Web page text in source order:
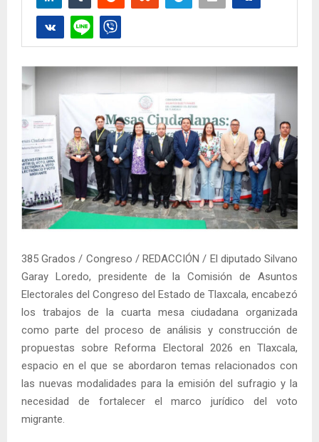
385 Grados / Congreso / REDACCIÓN / El diputado Silvano
Garay Loredo, presidente de la Comisión de Asuntos
Electorales del Congreso del Estado de Tlaxcala, encabezó
los trabajos de la cuarta mesa ciudadana organizada
como parte del proceso de análisis y construcción de
propuestas sobre Reforma Electoral 2026 en Tlaxcala,
espacio en el que se abordaron temas relacionados con
las nuevas modalidades para la emisión del sufragio y la
necesidad de fortalecer el marco jurídico del voto
migrante.